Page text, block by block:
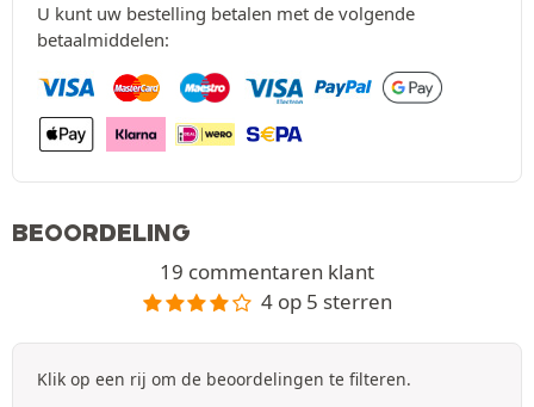
U kunt uw bestelling betalen met de volgende
betaalmiddelen:
BEOORDELING
19 commentaren klant
4 op 5 sterren
Klik op een rij om de beoordelingen te filteren.